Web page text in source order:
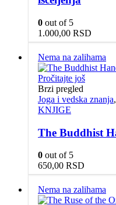
0 out of 5
1.000,00 RSD
Nema na zalihama
Pročitajte još
Brzi pregled
Joga i vedska znanja,
KNJIGE
The Buddhist
0 out of 5
650,00 RSD
Nema na zalihama